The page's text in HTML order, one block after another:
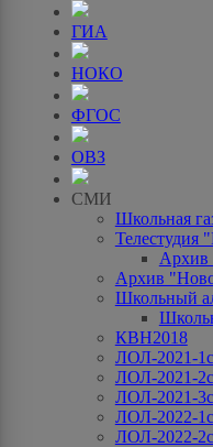
ГИА
НОКО
ФГОС
ОВЗ
СМИ
Школьная
Телестудия
Архив
Архив
Школьный
КВН2018
ЛОЛ-2021-
ЛОЛ-2021-
ЛОЛ-2021-
ЛОЛ-2022-
ЛОЛ-2022-